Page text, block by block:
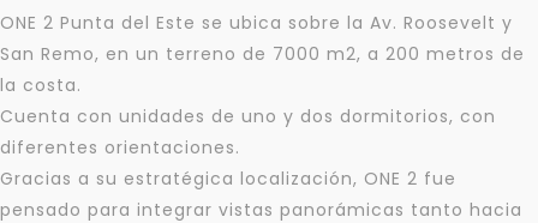
ONE 2 Punta del Este se ubica sobre la Av. Roosevelt y
San Remo, en un terreno de 7000 m2, a 200 metros de
la costa.
Cuenta con unidades de uno y dos dormitorios, con
diferentes orientaciones.
Gracias a su estratégica localización, ONE 2 fue
pensado para integrar vistas panorámicas tanto hacia